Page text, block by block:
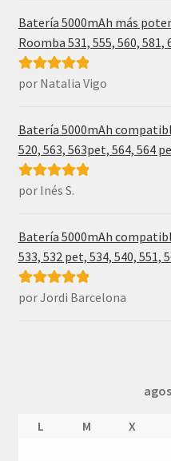
Batería 5000mAh más
Roomba 531, 555, 560, 581,
Valorado con
por Natalia Vigo
Batería 5000mAh
520, 563, 563pet, 564, 564
Valorado con
por Inés S.
Batería 5000mAh
533, 532 pet, 534, 540, 551,
Valorado con
por Jordi Barcelona
L M X